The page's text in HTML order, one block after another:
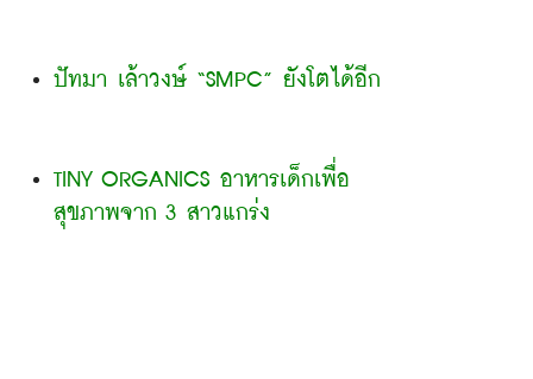
ปัทมา เล้าวงษ์ “SMPC” ยังโตได้อีก
TINY ORGANICS อาหารเด็กเพื่อ
สุขภาพจาก 3 สาวแกร่ง